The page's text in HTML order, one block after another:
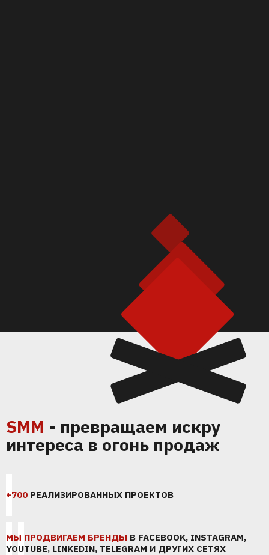
SMM - превращаем искру
интереса в огонь продаж
+700 РЕАЛИЗИРОВАННЫХ ПРОЕКТОВ
МЫ ПРОДВИГАЕМ БРЕНДЫ В FACEBOOK, INSTAGRAM,
YOUTUBE, LINKEDIN, TELEGRAM И ДРУГИХ СЕТЯХ